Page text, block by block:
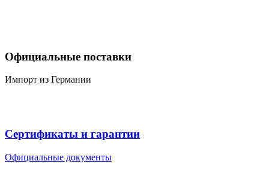
Официальные поставки
Импорт из Германии
Сертификаты и гарантии
Официальные документы